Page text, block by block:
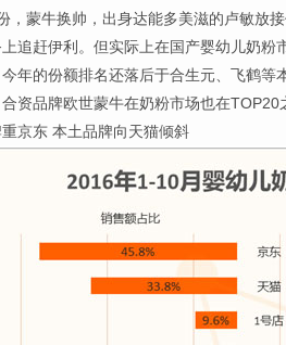
蒙牛换帅，出身达能多美滋的卢敏放接
追赶伊利。但实际上在国产婴幼儿奶
年的份额排名还落后于合生元、飞鹤
资品牌欧世蒙牛在奶粉市场也在TOP20
东 本土品牌向天猫倾斜